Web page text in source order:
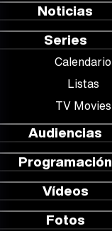
Noticias
Series
Calendario
Listas
TV Movies
Audiencias
Programación
Vídeos
Fotos